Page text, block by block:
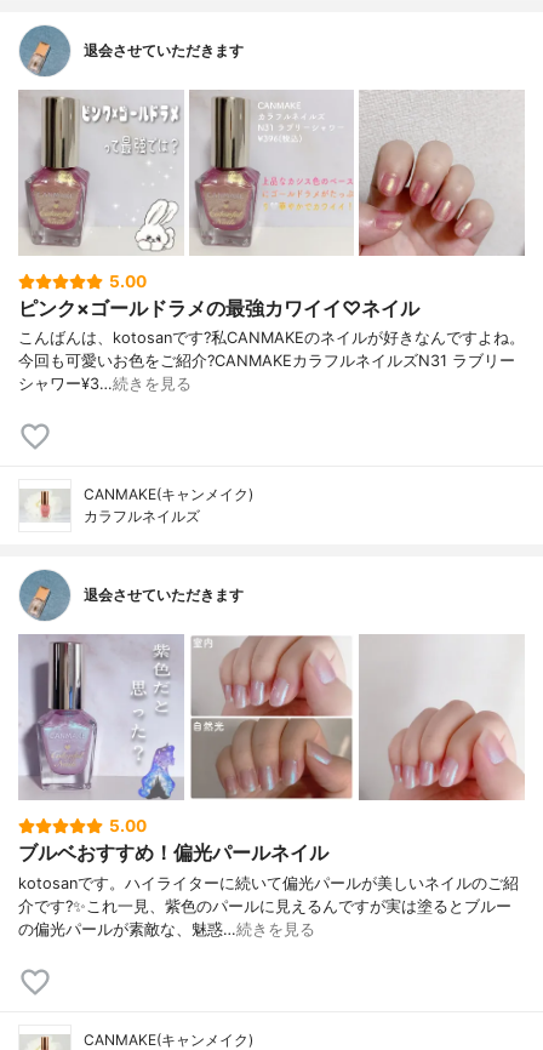
退会させていただきます
5.00
ピンク×ゴールドラメの最強カワイイ♡ネイル
こんばんは、kotosanです?私CANMAKEのネイルが好きなんですよね。
今回も可愛いお色をご紹介?CANMAKEカラフルネイルズN31 ラブリー
シャワー¥3…続きを見る
CANMAKE(キャンメイク)
カラフルネイルズ
退会させていただきます
5.00
ブルベおすすめ！偏光パールネイル
kotosanです。ハイライターに続いて偏光パールが美しいネイルのご紹
介です?✨これ一見、紫色のパールに見えるんですが実は塗るとブルー
の偏光パールが素敵な、魅惑…続きを見る
CANMAKE(キャンメイク)